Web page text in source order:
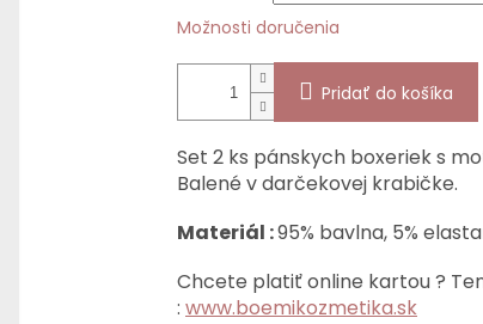
Možnosti doručenia
Pridať do košíka
Set 2 ks pánskych boxeriek s
Balené v darčekovej krabičke.
Materiál :95% bavlna, 5%
Chcete platiť online kartou ?
: www.boemikozmetika.sk